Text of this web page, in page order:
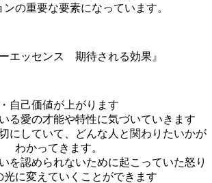
ンの重要な要素になっています。
ーエッセンス 期待される効果』
・自己価値が上がります
る愛の才能や特性に気づいていきます
にしていて、どんな人と関わりたいかが
わかってきます。
を認められないために起こっていた怒り
光に変えていくことができます